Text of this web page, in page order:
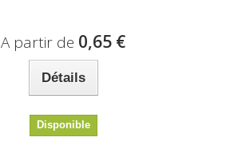
A partir de 0,65 €
Détails
Disponible